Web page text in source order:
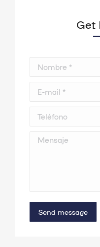
Get
Nombre *
E-mail *
Teléfono
Mensaje
Send message